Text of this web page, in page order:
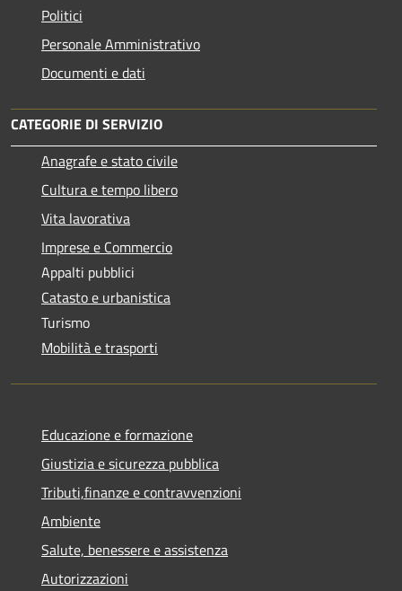
Politici
Personale Amministrativo
Documenti e dati
CATEGORIE DI SERVIZIO
Anagrafe e stato civile
Cultura e tempo libero
Vita lavorativa
Imprese e Commercio
Appalti pubblici
Catasto e urbanistica
Turismo
Mobilità e trasporti
Educazione e formazione
Giustizia e sicurezza pubblica
Tributi,finanze e contravvenzioni
Ambiente
Salute, benessere e assistenza
Autorizzazioni